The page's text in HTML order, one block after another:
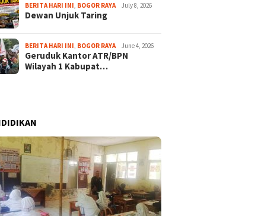
BERITA HARI INI BOGOR RAYA July 8, 2026
Dewan Unjuk Taring
BERITA HARI INI BOGOR RAYA June 4, 2026
Geruduk Kantor ATR/BPN
Wilayah 1 Kabupat…